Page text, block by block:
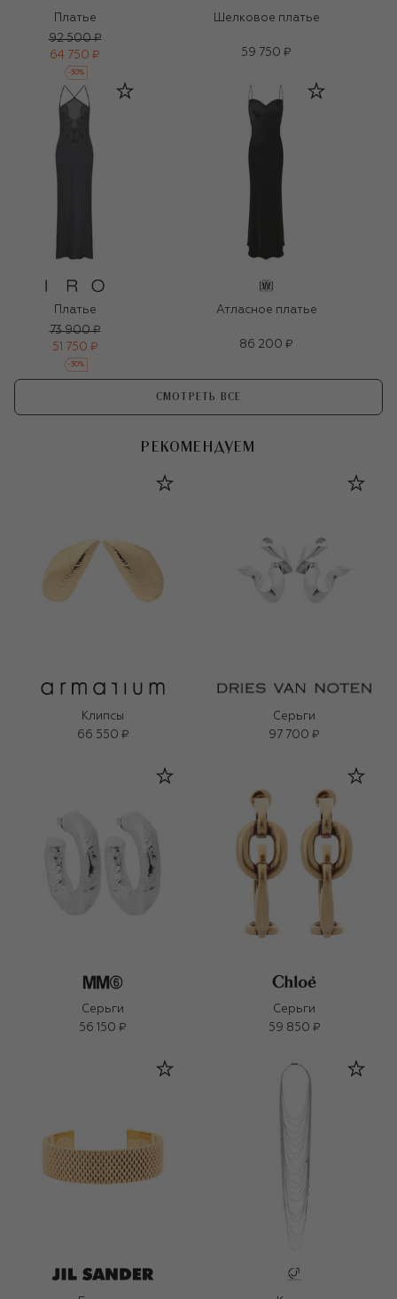
Платье
92 500 ₽
64 750 ₽
-30%
Шелковое платье
59 750 ₽
Платье
73 900 ₽
51 750 ₽
-30%
Атласное платье
86 200 ₽
СМОТРЕТЬ ВСЕ
РЕКОМЕНДУЕМ
Клипсы
66 550 ₽
Серьги
97 700 ₽
Серьги
56 150 ₽
Серьги
59 850 ₽